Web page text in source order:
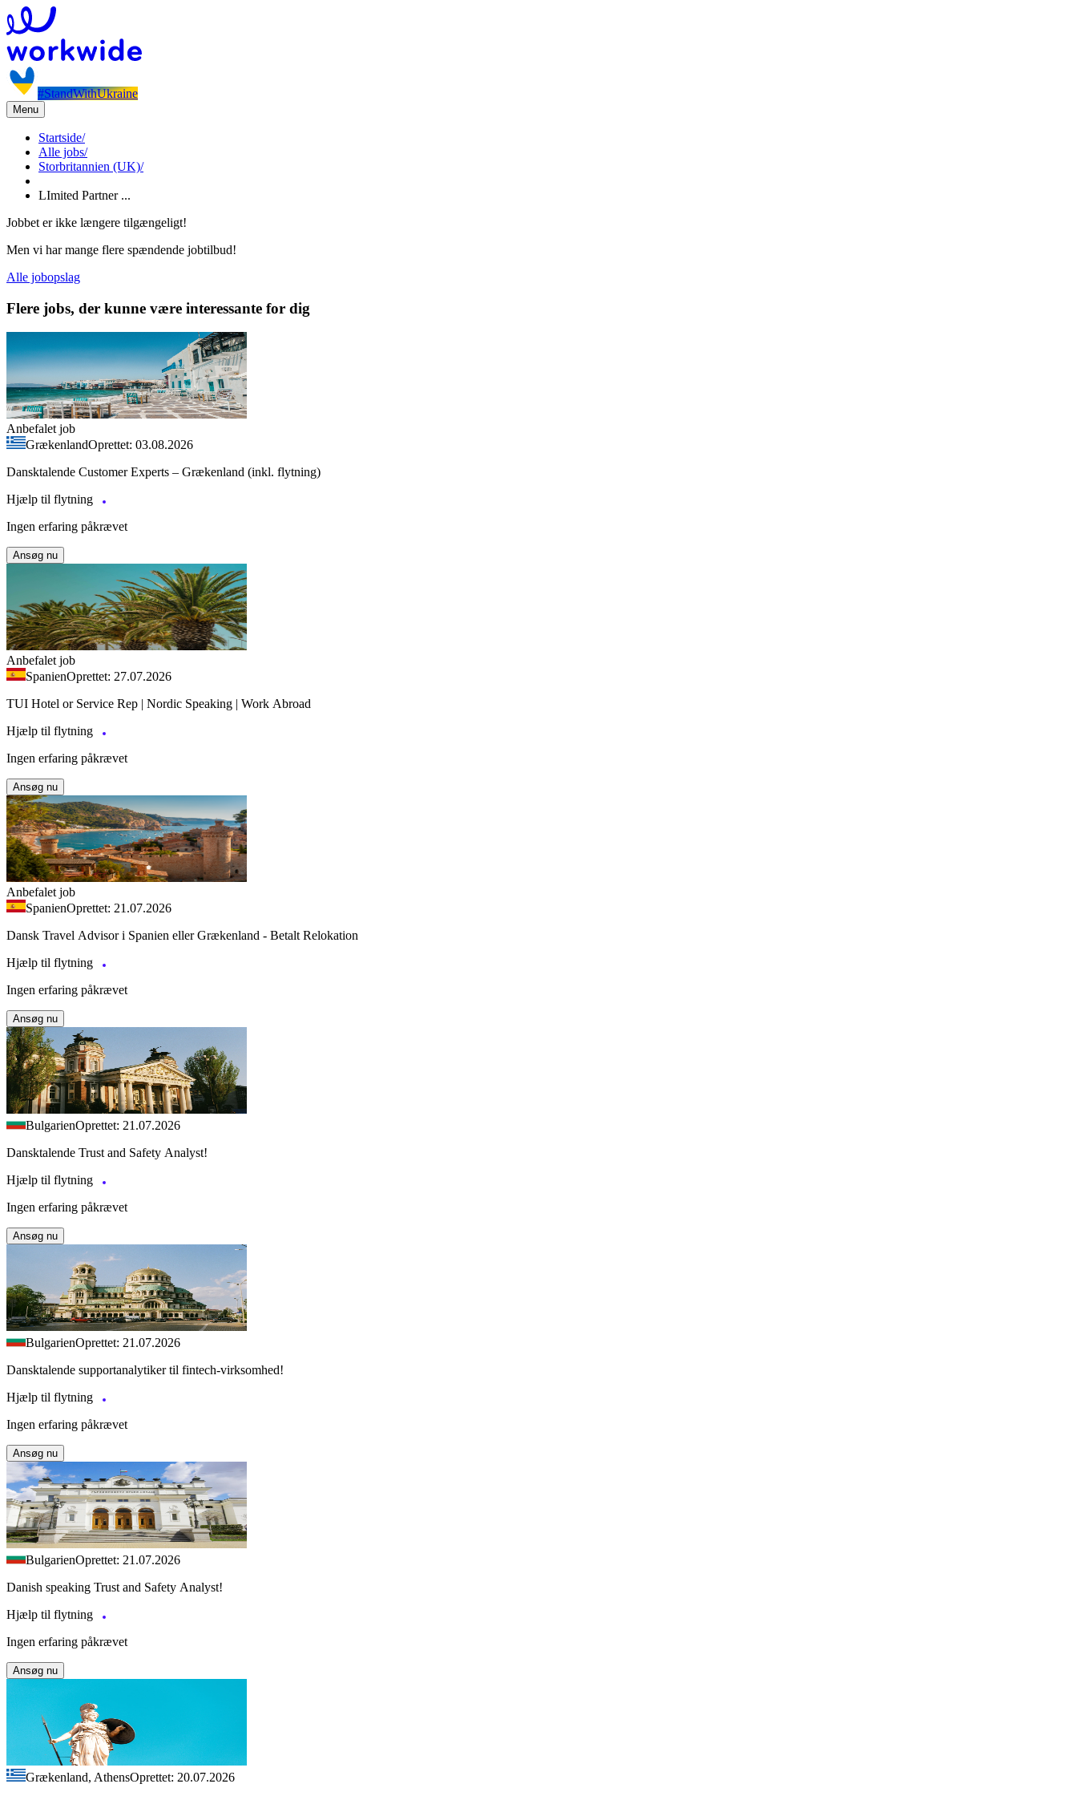
#StandWithUkraine
Menu
Startside/
Alle jobs/
Storbritannien (UK)/
LImited Partner ...
Jobbet er ikke længere tilgængeligt!
Men vi har mange flere spændende jobtilbud!
Alle jobopslag
Flere jobs, der kunne være interessante for dig
Anbefalet job
GrækenlandOprettet: 03.08.2026
Dansktalende Customer Experts – Grækenland (inkl. flytning)
Hjælp til flytning
Ingen erfaring påkrævet
Ansøg nu
Anbefalet job
SpanienOprettet: 27.07.2026
TUI Hotel or Service Rep | Nordic Speaking | Work Abroad
Hjælp til flytning
Ingen erfaring påkrævet
Ansøg nu
Anbefalet job
SpanienOprettet: 21.07.2026
Dansk Travel Advisor i Spanien eller Grækenland - Betalt Relokation
Hjælp til flytning
Ingen erfaring påkrævet
Ansøg nu
BulgarienOprettet: 21.07.2026
Dansktalende Trust and Safety Analyst!
Hjælp til flytning
Ingen erfaring påkrævet
Ansøg nu
BulgarienOprettet: 21.07.2026
Dansktalende supportanalytiker til fintech-virksomhed!
Hjælp til flytning
Ingen erfaring påkrævet
Ansøg nu
BulgarienOprettet: 21.07.2026
Danish speaking Trust and Safety Analyst!
Hjælp til flytning
Ingen erfaring påkrævet
Ansøg nu
Grækenland, AthensOprettet: 20.07.2026